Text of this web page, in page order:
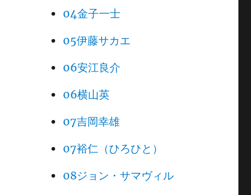
04金子一士
05伊藤サカエ
06安江良介
06横山英
07吉岡幸雄
07裕仁（ひろひと）
08ジョン・サマヴィル